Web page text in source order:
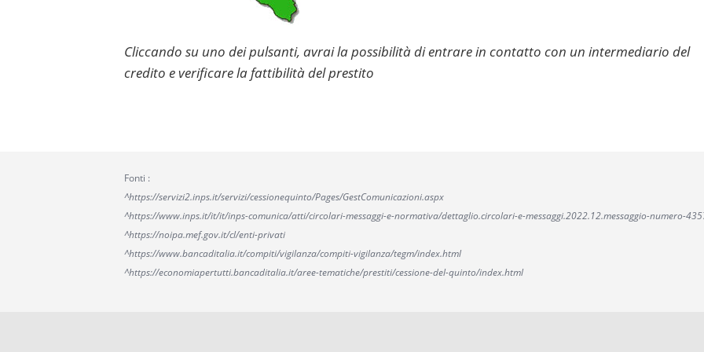
Cliccando su uno dei pulsanti, avrai la possibilità di entrare in contatto con un intermediario del
credito e verificare la fattibilità del prestito
Fonti :
^https://servizi2.inps.it/servizi/cessionequinto/Pages/GestComunicazioni.aspx
^https://www.inps.it/it/it/inps-comunica/atti/circolari-messaggi-e-normativa/dettaglio.circolari-e-messaggi.2022.12.messaggio-numero-
^https://noipa.mef.gov.it/cl/enti-privati
^https://www.bancaditalia.it/compiti/vigilanza/compiti-vigilanza/tegm/index.html
^https://economiapertutti.bancaditalia.it/aree-tematiche/prestiti/cessione-del-quinto/index.html